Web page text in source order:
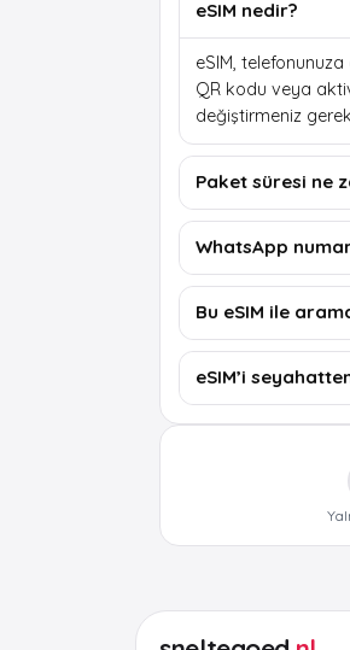
eSIM nedir?
eSIM,
QR kodu veya
değiştirmeniz
Paket süresi ne
WhatsApp
Bu eSIM ile
eSIM’i